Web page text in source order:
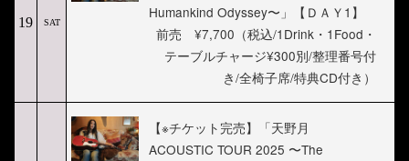
19 SAT
Humankind Odyssey〜」【ＤＡＹ1】
前売 ¥7,700（税込/1Drink・1Food・
テーブルチャージ¥300別/整理番号付
き/全椅子席/特典CD付き）
【※チケット完売】「天野月
ACOUSTIC TOUR 2025 〜The